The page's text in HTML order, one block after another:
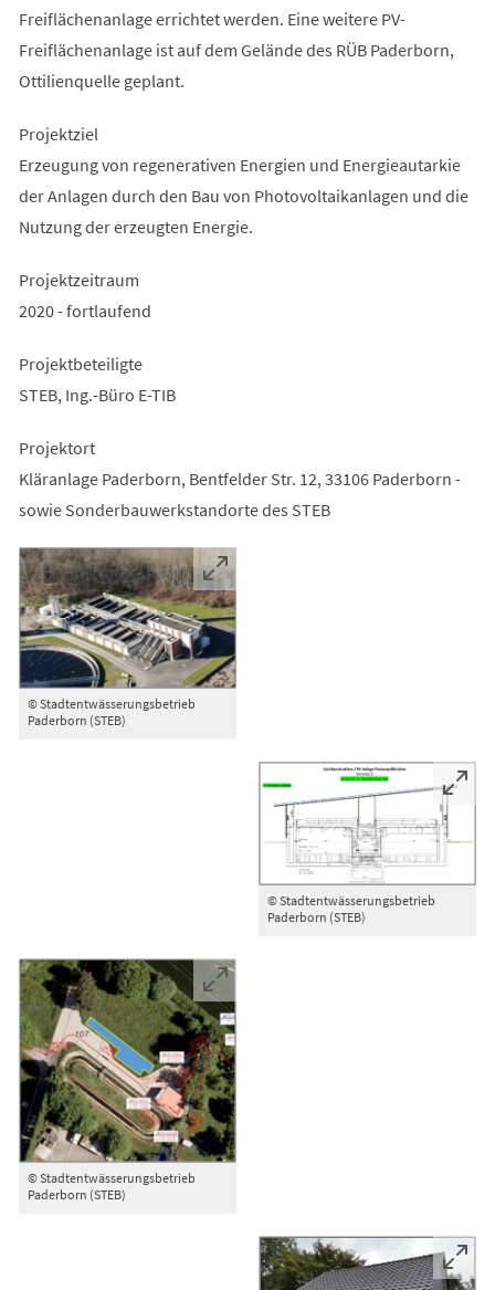
Freiflächenanlage errichtet werden. Eine weitere PV-
Freiflächenanlage ist auf dem Gelände des RÜB Paderborn,
Ottilienquelle geplant.
Projektziel
Erzeugung von regenerativen Energien und Energieautarkie
der Anlagen durch den Bau von Photovoltaikanlagen und die
Nutzung der erzeugten Energie.
Projektzeitraum
2020 - fortlaufend
Projektbeteiligte
STEB, Ing.-Büro E-TIB
Projektort
Kläranlage Paderborn, Bentfelder Str. 12, 33106 Paderborn -
sowie Sonderbauwerkstandorte des STEB
© Stadtentwässerungsbetrieb
Paderborn (STEB)
© Stadtentwässerungsbetrieb
Paderborn (STEB)
© Stadtentwässerungsbetrieb
Paderborn (STEB)